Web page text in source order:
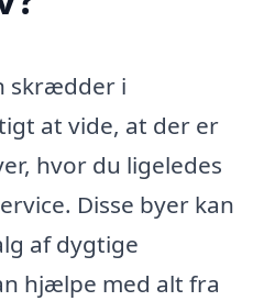
skrædder i
at vide, at der er
hvor du ligeledes
Disse byer kan
af dygtige
hjælpe med alt fra